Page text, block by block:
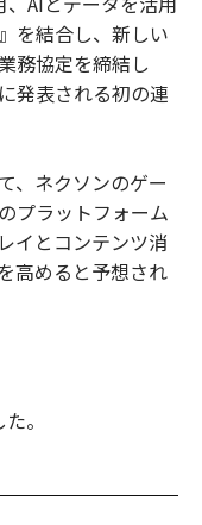
を結合し、新しい
務協定を締結し
発表される初の連
、ネクソンのゲー
プラットフォーム
イとコンテンツ消
高めると予想され
。